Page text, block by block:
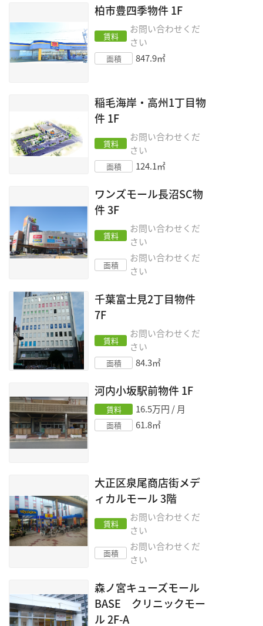
柏市豊四季物件1F
賃料
お問い合わせくだ
さい
面積 847.9㎡
稲毛海岸・高州1丁目物
件1F
賃料
お問い合わせくだ
さい
面積 124.1㎡
ワンズモール長沼SC物
件3F
賃料
お問い合わせくだ
さい
面積
お問い合わせくだ
さい
千葉富士見2丁目物件
7F
賃料
お問い合わせくだ
さい
面積 84.3㎡
河内小坂駅前物件1F
賃料 16.5万円 / 月
面積 61.8㎡
大正区泉尾商店街メデ
ィカルモール3階
賃料
お問い合わせくだ
さい
面積
お問い合わせくだ
さい
森ノ宮キューズモール
BASE クリニックモー
ル2F-A